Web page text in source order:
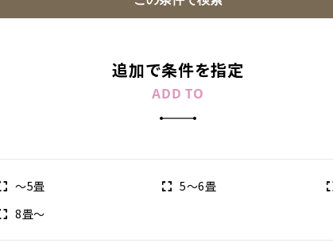
追加で条件を指定
ADD TO
～5畳 5～6畳
8畳～